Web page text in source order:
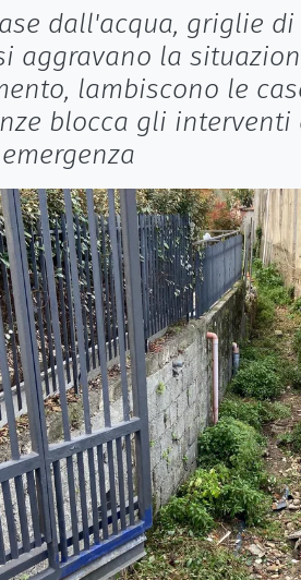
dall'acqua, griglie
aggravano la
lambiscono le
blocca gli